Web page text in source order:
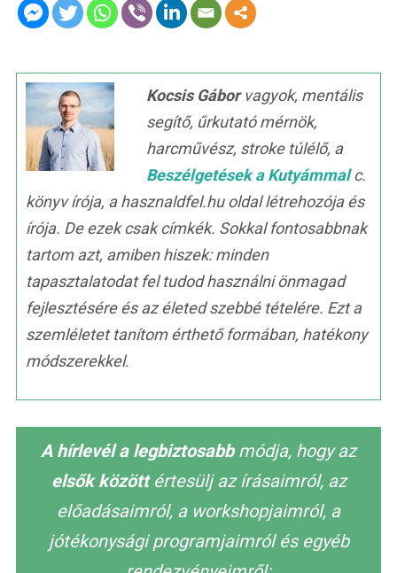
Kocsis Gáborvagyok, mentális
segítő, űrkutató mérnök,
harcművész, stroke túlélő, a
Beszélgetések a Kutyámmalc.
könyv írója, a hasznaldfel.hu oldal létrehozója és
írója. De ezek csak címkék. Sokkal fontosabbnak
tartom azt, amiben hiszek: minden
tapasztalatodat fel tudod használni önmagad
fejlesztésére és az életed szebbé tételére. Ezt a
szemléletet tanítom érthető formában, hatékony
módszerekkel.
A hírlevél a legbiztosabbmódja, hogy az
elsők közöttértesülj az írásaimról, az
előadásaimról, a workshopjaimról, a
jótékonysági programjaimról és egyéb